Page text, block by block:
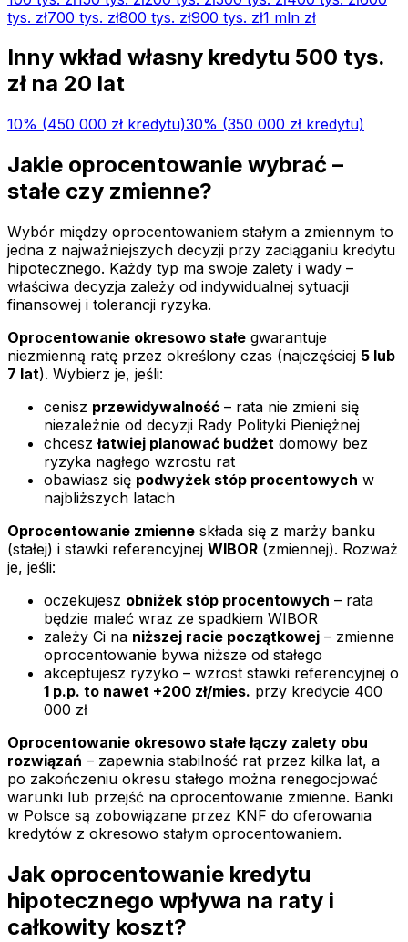
tys. zł700 tys. zł800 tys. zł900 tys. zł1 mln zł
Inny wkład własny kredytu 500 tys.
zł na 20 lat
10% (450 000 zł kredytu)30% (350 000 zł kredytu)
Jakie oprocentowanie wybrać –
stałe czy zmienne?
Wybór między oprocentowaniem stałym a zmiennym to
jedna z najważniejszych decyzji przy zaciąganiu kredytu
hipotecznego. Każdy typ ma swoje zalety i wady –
właściwa decyzja zależy od indywidualnej sytuacji
finansowej i tolerancji ryzyka.
Oprocentowanie okresowo stałe gwarantuje
niezmienną ratę przez określony czas (najczęściej 5 lub
7 lat). Wybierz je, jeśli:
cenisz przewidywalność – rata nie zmieni się
niezależnie od decyzji Rady Polityki Pieniężnej
chceszłatwiej planować budżet domowy bez
ryzyka nagłego wzrostu rat
obawiasz się podwyżek stóp procentowych w
najbliższych latach
Oprocentowanie zmienne składa się z marży banku
(stałej) i stawki referencyjnej WIBOR (zmiennej). Rozważ
je, jeśli:
oczekujesz obniżek stóp procentowych – rata
będzie maleć wraz ze spadkiem WIBOR
zależy Ci na niższej racie początkowej – zmienne
oprocentowanie bywa niższe od stałego
akceptujesz ryzyko – wzrost stawki referencyjnej o
1 p.p. to nawet +200 zł/mies. przy kredycie 400
000 zł
Oprocentowanie okresowo stałe łączy zalety obu
rozwiązań – zapewnia stabilność rat przez kilka lat, a
po zakończeniu okresu stałego można renegocjować
warunki lub przejść na oprocentowanie zmienne. Banki
w Polsce są zobowiązane przez KNF do oferowania
kredytów z okresowo stałym oprocentowaniem.
Jak oprocentowanie kredytu
hipotecznego wpływa na raty i
całkowity koszt?